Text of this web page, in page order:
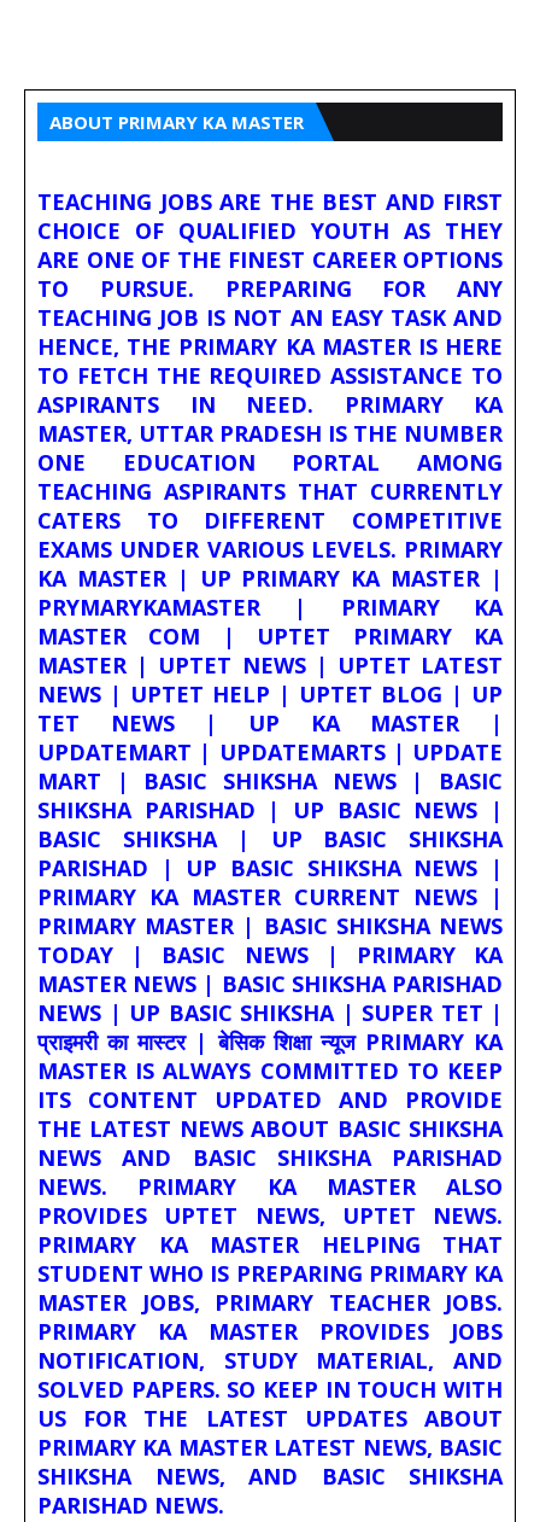
ABOUT PRIMARY KA MASTER
TEACHING JOBS ARE THE BEST AND FIRST
CHOICE OF QUALIFIED YOUTH AS THEY
ARE ONE OF THE FINEST CAREER OPTIONS
TO PURSUE. PREPARING FOR ANY
TEACHING JOB IS NOT AN EASY TASK AND
HENCE, THE PRIMARY KA MASTER IS HERE
TO FETCH THE REQUIRED ASSISTANCE TO
ASPIRANTS IN NEED. PRIMARY KA
MASTER, UTTAR PRADESH IS THE NUMBER
ONE EDUCATION PORTAL AMONG
TEACHING ASPIRANTS THAT CURRENTLY
CATERS TO DIFFERENT COMPETITIVE
EXAMS UNDER VARIOUS LEVELS. PRIMARY
KA MASTER | UP PRIMARY KA MASTER |
PRYMARYKAMASTER | PRIMARY KA
MASTER COM | UPTET PRIMARY KA
MASTER | UPTET NEWS | UPTET LATEST
NEWS | UPTET HELP | UPTET BLOG | UP
TET NEWS | UP KA MASTER |
UPDATEMART | UPDATEMARTS | UPDATE
MART | BASIC SHIKSHA NEWS | BASIC
SHIKSHA PARISHAD | UP BASIC NEWS |
BASIC SHIKSHA | UP BASIC SHIKSHA
PARISHAD | UP BASIC SHIKSHA NEWS |
PRIMARY KA MASTER CURRENT NEWS |
PRIMARY MASTER | BASIC SHIKSHA NEWS
TODAY | BASIC NEWS | PRIMARY KA
MASTER NEWS | BASIC SHIKSHA PARISHAD
NEWS | UP BASIC SHIKSHA | SUPER TET |
प्राइमरी का मास्टर | बेसिक शिक्षा न्यूज PRIMARY KA
MASTER IS ALWAYS COMMITTED TO KEEP
ITS CONTENT UPDATED AND PROVIDE
THE LATEST NEWS ABOUT BASIC SHIKSHA
NEWS AND BASIC SHIKSHA PARISHAD
NEWS. PRIMARY KA MASTER ALSO
PROVIDES UPTET NEWS, UPTET NEWS.
PRIMARY KA MASTER HELPING THAT
STUDENT WHO IS PREPARING PRIMARY KA
MASTER JOBS, PRIMARY TEACHER JOBS.
PRIMARY KA MASTER PROVIDES JOBS
NOTIFICATION, STUDY MATERIAL, AND
SOLVED PAPERS. SO KEEP IN TOUCH WITH
US FOR THE LATEST UPDATES ABOUT
PRIMARY KA MASTER LATEST NEWS, BASIC
SHIKSHA NEWS, AND BASIC SHIKSHA
PARISHAD NEWS.